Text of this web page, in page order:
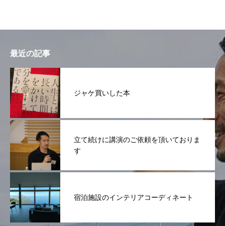
最近の記事
ジャケ買いした本
立て続けに講演のご依頼を頂いておりま
す
宿泊施設のインテリアコーディネート